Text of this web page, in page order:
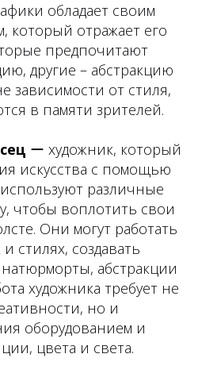
обладает своим
который отражает его
предпочитают
другие – абстракцию
зависимости от стиля,
в памяти зрителей.
ー художник, который
искусства с помощью
различные
чтобы воплотить свои
Они могут работать
стилях, создавать
абстракции
художника требует не
но и
оборудованием и
цвета и света.